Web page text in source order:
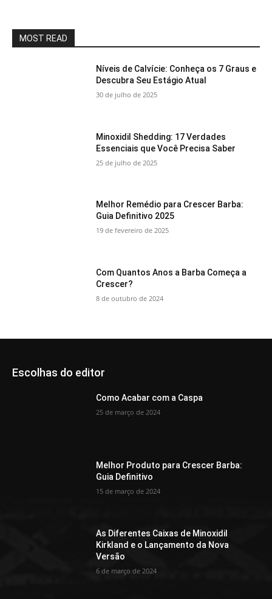
MOST READ
Níveis de Calvície: Conheça os 7 Graus e
Descubra Seu Estágio Atual
30 de julho de 2025
Minoxidil Shedding: 17 Verdades
Essenciais que Você Precisa Saber
25 de julho de 2025
Melhor Remédio para Crescer Barba:
Guia Definitivo 2025
19 de fevereiro de 2025
Com Quantos Anos a Barba Começa a
Crescer?
8 de outubro de 2024
Escolhas do editor
Como Acabar com a Caspa
25 de março de 2024
Melhor Produto para Crescer Barba:
Guia Definitivo
15 de março de 2024
As Diferentes Caixas de Minoxidil
Kirkland e o Lançamento da Nova
Versão
6 de março de 2024